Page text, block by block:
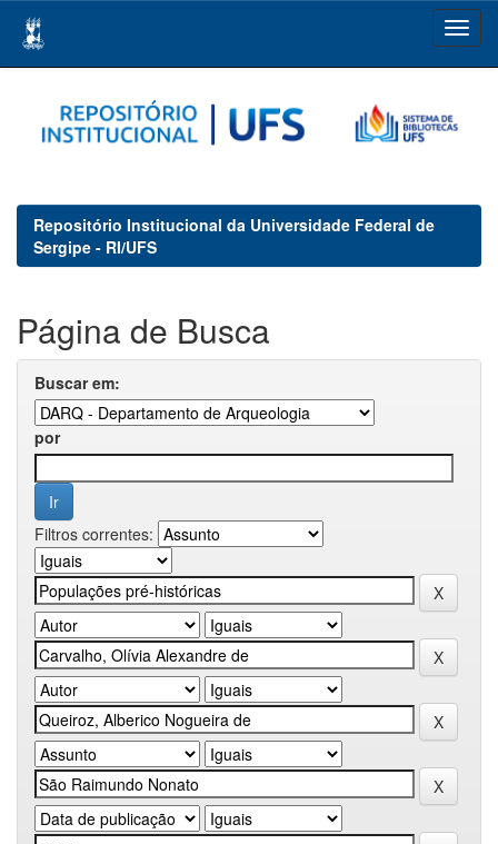
navigation
Repositório Institucional da Universidade Federal de
Sergipe - RI/UFS
Página de Busca
Buscar em:
por
Filtros correntes: